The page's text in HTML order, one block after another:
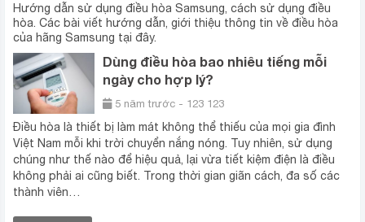
Hướng dẫn sử dụng điều hòa Samsung, cách sử dụng điều
hòa. Các bài viết hướng dẫn, giới thiệu thông tin về điều hòa
của hãng Samsung tại đây.
Dùng điều hòa bao nhiêu tiếng mỗi
ngày cho hợp lý?
5 năm trước - 123 123
Điều hòa là thiết bị làm mát không thể thiếu của mọi gia đình
Việt Nam mỗi khi trời chuyển nắng nóng. Tuy nhiên, sử dụng
chúng như thế nào để hiệu quả, lại vừa tiết kiệm điện là điều
không phải ai cũng biết. Trong thời gian giãn cách, đa số các
thành viên…